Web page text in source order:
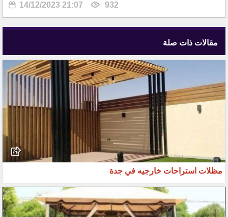
14/12/2023 21:07 932
مقالات ذات صلة
مظلات استراحات خارجيه في جدة